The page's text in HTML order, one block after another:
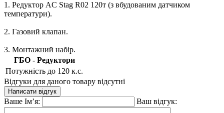
1. Редуктор AC Stag R02 120т (з вбудованим датчиком
температури).
2. Газовий клапан.
3. Монтажний набір.
ГБО - Редуктори
Потужність до 120 к.с.
Відгуки для даного товару відсутні
Написати відгук
Ваше Ім’я: Ваш відгук: